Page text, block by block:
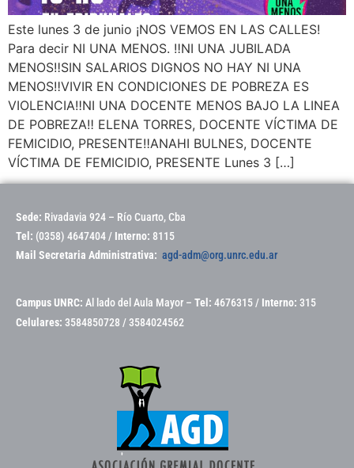
Este lunes 3 de junio ¡NOS VEMOS EN LAS CALLES!
Para decir NI UNA MENOS. ‼️NI UNA JUBILADA
MENOS‼️SIN SALARIOS DIGNOS NO HAY NI UNA
MENOS‼️VIVIR EN CONDICIONES DE POBREZA ES
VIOLENCIA‼️NI UNA DOCENTE MENOS BAJO LA LINEA
DE POBREZA‼️ ELENA TORRES, DOCENTE VÍCTIMA DE
FEMICIDIO, PRESENTE‼️ANAHI BULNES, DOCENTE
VÍCTIMA DE FEMICIDIO, PRESENTE Lunes 3 […]
Sede: Rivadavia 924 – Río Cuarto, Cba
Tel: (0358) 4647404 / Interno: 8115
Mail Secretaria Administrativa: agd-adm@org.unrc.edu.ar
Campus UNRC: Al lado del Aula Mayor – Tel: 4676315 / Interno: 315
Celulares: 3584850728 / 3584024562